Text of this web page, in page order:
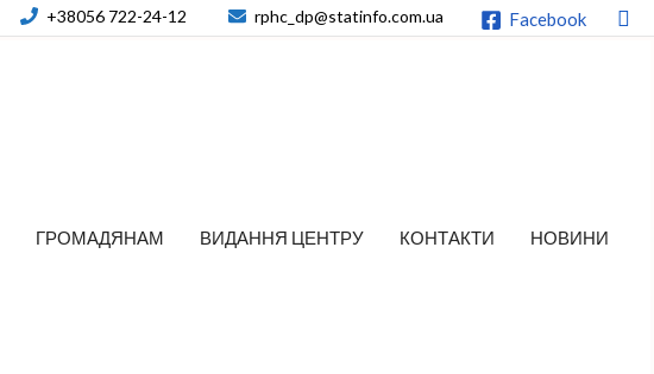
+38056 722-24-12 rphc_dp@statinfo.com.ua Facebook
ГРОМАДЯНАМ ВИДАННЯ ЦЕНТРУ КОНТАКТИ НОВИНИ